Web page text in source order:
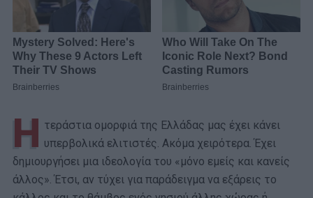
Η τεράστια ομορφιά της Ελλάδας μας έχει κάνει
υπερβολικά ελιτιστές. Ακόμα χειρότερα. Έχει
δημιουργήσει μια ιδεολογία του «μόνο εμείς και κανείς
άλλος». Έτσι, αν τύχει για παράδειγμα να εξάρεις το